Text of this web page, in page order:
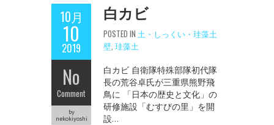
10月
10
2019
No
Comment
by
nekokiyoshi
白カビ
POSTED IN 土・しっくい・珪藻土
壁 珪藻土
白カビ 自衛隊特殊部隊初代隊
長の荒谷卓氏が三重県熊野飛
鳥に 「日本の歴史と文化」の
研修施設「むすびの里」を開
設…